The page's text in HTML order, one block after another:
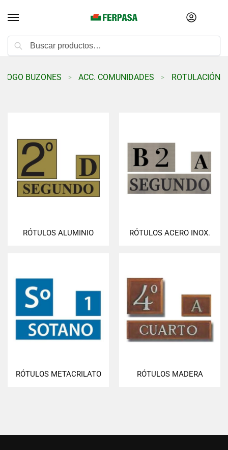
BUZONES > ACC. COMUNIDADES > ROTULACIÓN
RÓTULOS ALUMINIO RÓTULOS ACERO INOX.
RÓTULOS METACRILATO RÓTULOS MADERA